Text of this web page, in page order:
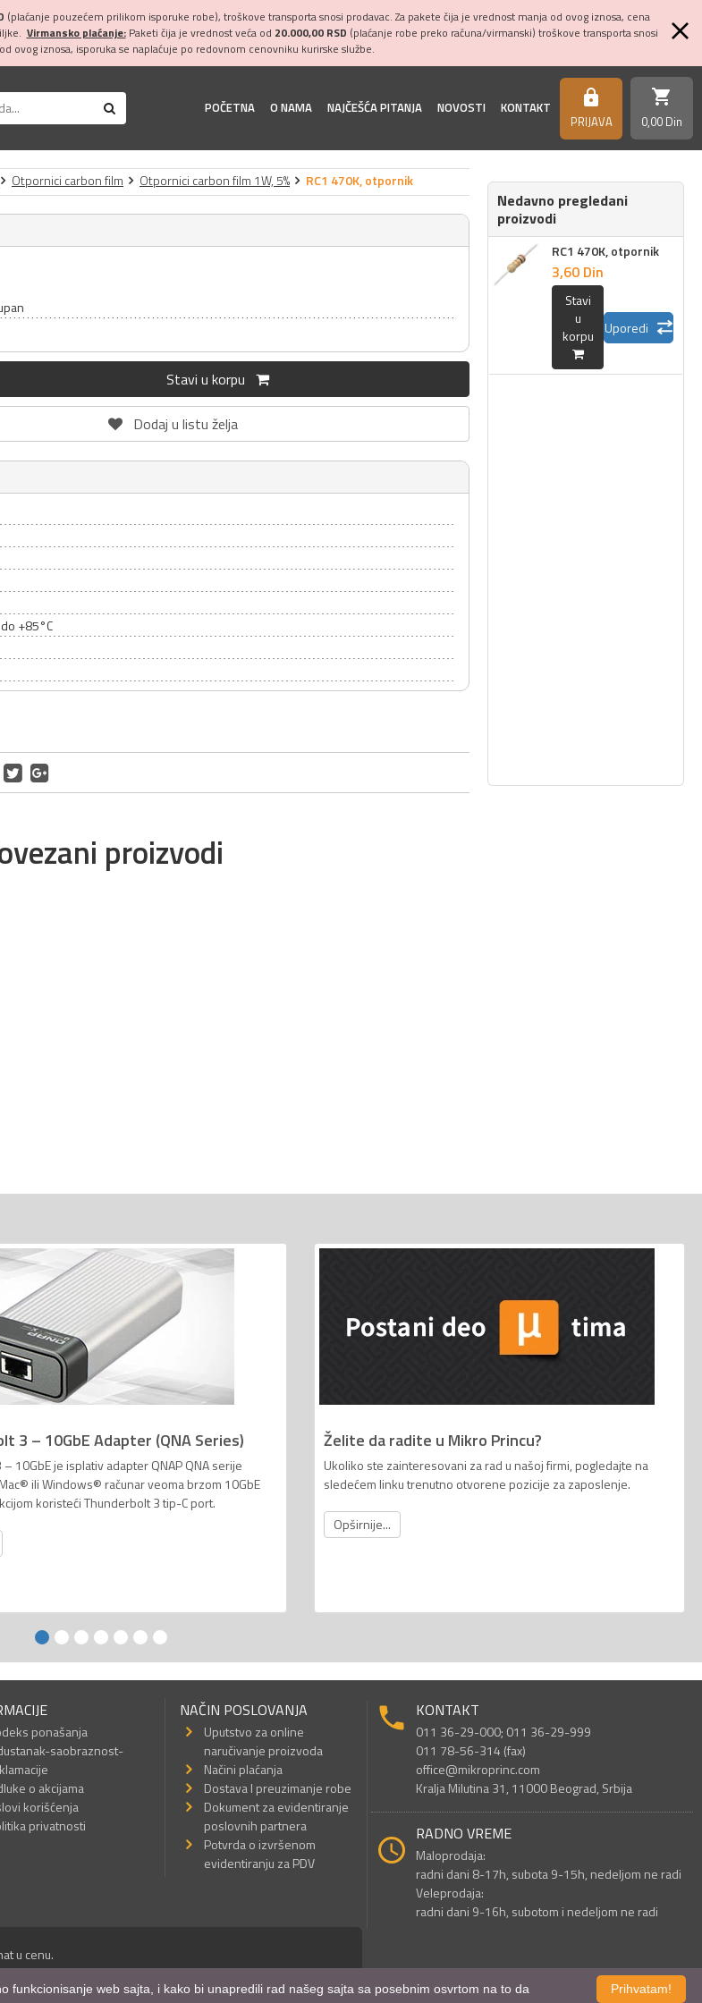
(plaćanje pouzećem prilikom isporuke robe), troškove transporta snosi prodavac. Za pakete čija je vrednost manja od ovog iznosa, cena
Virmansko plaćanje:Paketi čija je vrednost veća od 20.000,00 RSD (plaćanje robe preko računa/virmanski) troškove transporta snosi
ovog iznosa, isporuka se naplaćuje po redovnom cenovniku kurirske službe.
POČETNA O NAMA NAJČEŠĆA PITANJA NOVOSTI KONTAKT https
PRIJAVA
shopping_cart
0,00 Din
Otpornici carbon film Otpornici carbon film 1W, 5% RC1 470K, otpornik
Stavi u korpu
Dodaj u listu želja
+85°C
Nedavno pregledani
proizvodi
RC1 470K, otpornik
3,60 Din
Stavi
u
korpu
Uporedi
proizvodi
3 – 10GbE Adapter (QNA Series)
10GbE je isplativ adapter QNAP QNA serije
ili Windows® računar veoma brzom 10GbE
koristeći Thunderbolt 3 tip-C port.
Želite da radite u Mikro Princu?
Ukoliko ste zainteresovani za rad u našoj firmi, pogledajte na
sledećem linku trenutno otvorene pozicije za zaposlenje.
Opširnije...
ponašanja
saobraznost-
o akcijama
korišćenja
privatnosti
NAČIN POSLOVANJA
Uputstvo za online
naručivanje proizvoda
Načini plaćanja
Dostava I preuzimanje robe
Dokument za evidentiranje
poslovnih partnera
Potvrda o izvršenom
evidentiranju za PDV
KONTAKT
011 36-29-000; 011 36-29-999
011 78-56-314 (fax)
office@mikroprinc.com
Kralja Milutina 31, 11000 Beograd, Srbija
RADNO VREME
Maloprodaja:
radni dani 8-17h, subota 9-15h, nedeljom ne radi
Veleprodaja:
radni dani 9-16h, subotom i nedeljom ne radi
u cenu.
,Izrada sajtaimobilnih aplikacijai SEO optimizacija Prihvatam!
web sajta, i kako bi unapredili rad našeg sajta sa posebnim osvrtom na to da